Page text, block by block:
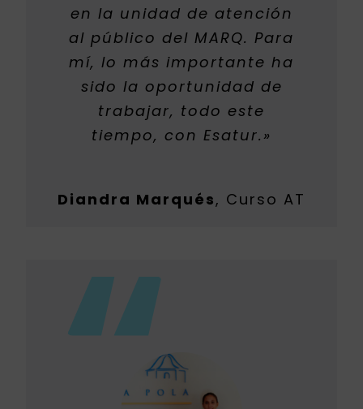
en la unidad de atención
al público del MARQ. Para
mí, lo más importante ha
sido la oportunidad de
trabajar, todo este
tiempo, con Esatur.»
Diandra Marqués, Curso AT